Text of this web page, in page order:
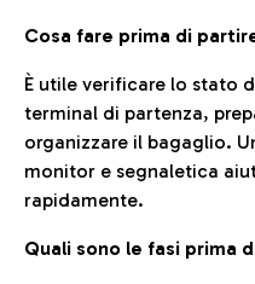
Cosa fare prima di
È utile verificare lo stato
terminal di partenza,
organizzare il bagaglio.
monitor e segnaletica
rapidamente.
Quali sono le fasi prima